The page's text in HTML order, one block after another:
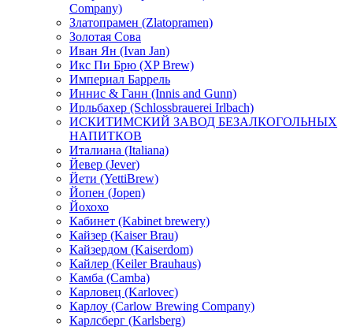
Company)
Златопрамен (Zlatopramen)
Золотая Сова
Иван Ян (Ivan Jan)
Икс Пи Брю (XP Brew)
Империал Баррель
Иннис & Ганн (Innis and Gunn)
Ирльбахер (Schlossbrauerei Irlbach)
ИСКИТИМСКИЙ ЗАВОД БЕЗАЛКОГОЛЬНЫХ
НАПИТКОВ
Италиана (Italiana)
Йевер (Jever)
Йети (YettiBrew)
Йопен (Jopen)
Йохохо
Кабинет (Kabinet brewery)
Кайзер (Kaiser Brau)
Кайзердом (Kaiserdom)
Кайлер (Keiler Brauhaus)
Камба (Camba)
Карловец (Karlovec)
Карлоу (Carlow Brewing Company)
Карлсберг (Karlsberg)